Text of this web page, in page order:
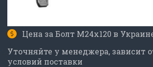
Цена за Болт М24х120 в
Уточняйте у менеджера, зависит
условий поставки